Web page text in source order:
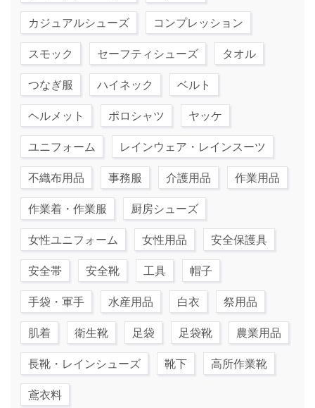
カジュアルシューズ コンプレッション
スモック セーフティシューズ タオル
つなぎ服 ハイネック ベルト
ヘルメット ポロシャツ ヤッケ
ユニフォーム レインウェア・レインスーツ
不織布用品 事務服 介護用品 作業用品
作業着・作業服 厨房シューズ
女性ユニフォーム 女性用品 安全保護具
安全帯 安全靴 工具 帽子
手袋・軍手 水産用品 白衣 祭用品
肌着 衛生靴 足袋 足袋靴 農業用品
長靴・レインシューズ 靴下 高所作業靴
鳶衣料